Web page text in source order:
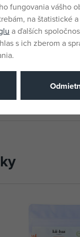
Krajina
EANs
EAN
fungovania vášho
na štatistické a
a ďalších
s ich zberom a